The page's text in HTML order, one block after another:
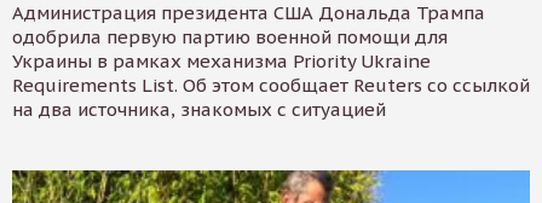
Администрация президента США Дональда Трампа
одобрила первую партию военной помощи для
Украины в рамках механизма Priority Ukraine
Requirements List. Об этом сообщает Reuters со ссылкой
на два источника, знакомых с ситуацией